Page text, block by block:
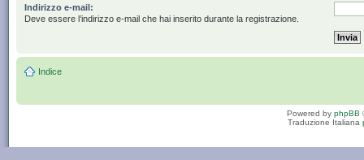
Indirizzo e-mail:
Deve essere l’indirizzo e-mail che hai inserito durante la registrazione.
Indice
Powered by phpBB
Traduzione Italiana